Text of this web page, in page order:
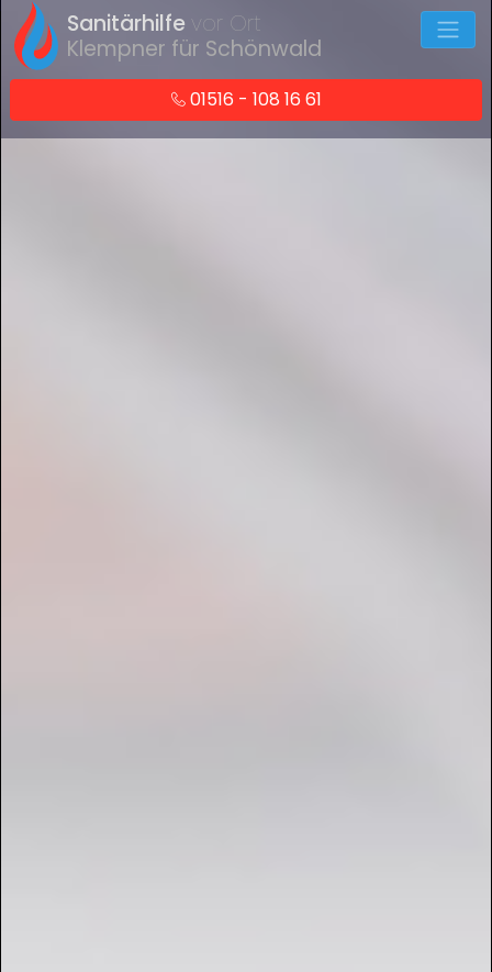
Sanitärhilfe vor Ort
Klempner für Schönwald
01516 - 108 16 61